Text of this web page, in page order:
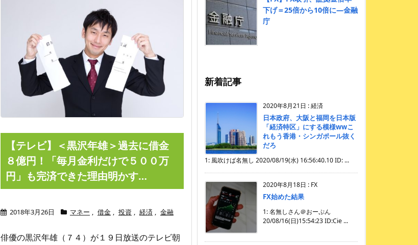
【テレビ】＜黒沢年雄＞過去に借金
８億円！「毎月金利だけで５００万
円」も完済できた理由明かす…
2018年3月26日 マネー , 借金 , 投資 , 経済 , 金融
俳優の黒沢年雄（７４）が１９日放送のテレビ朝
下げ＝25倍から10倍に―金融
庁
新着記事
2020年8月21日 :経済
日本政府、大阪と福岡を日本版
「経済特区」にする模様wwこ
れもう香港・シンガポール抜く
だろ
1: 風吹けば名無し 2020/08/19(水) 16:56:40.10 ID: ...
2020年8月18日 : FX
FX始めた結果
1: 名無しさん＠おーぷん
20/08/16(日)15:54:23 ID:Cie ...